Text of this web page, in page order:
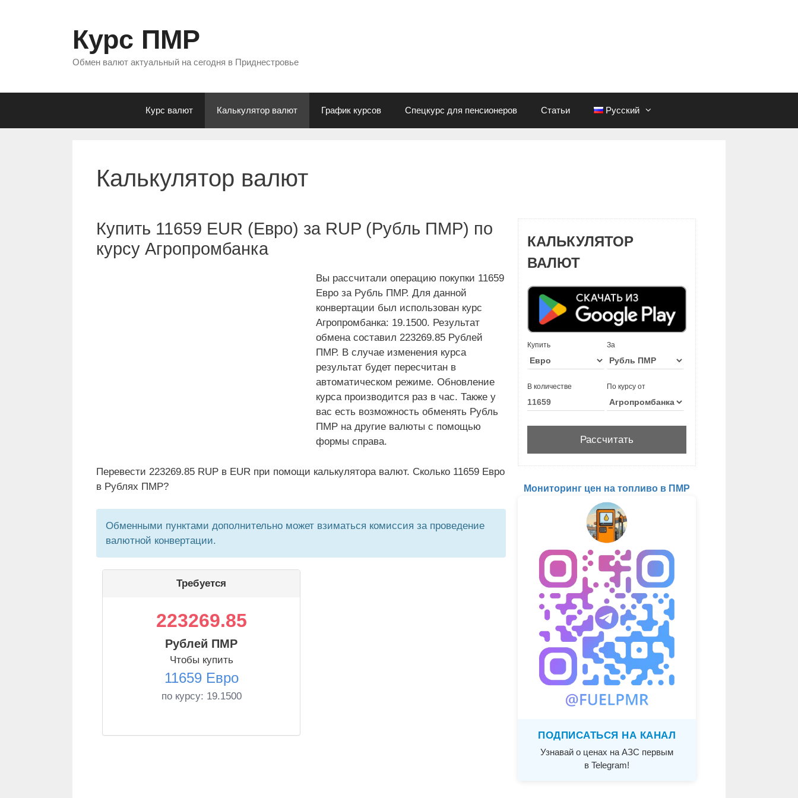
Курс ПМР
Обмен валют актуальный на сегодня в Приднестровье
Курс валют Калькулятор валют График курсов Спецкурс для пенсионеров Статьи Русский
Калькулятор валют
Купить 11659 EUR (Евро) за RUP (Рубль ПМР) по
курсу Агропромбанка
Вы рассчитали операцию покупки 11659
Евро за Рубль ПМР. Для данной
конвертации был использован курс
Агропромбанка: 19.1500. Результат
обмена составил 223269.85 Рублей
ПМР. В случае изменения курса
результат будет пересчитан в
автоматическом режиме. Обновление
курса производится раз в час. Также у
вас есть возможность обменять Рубль
ПМР на другие валюты с помощью
формы справа.
Перевести 223269.85 RUP в EUR при помощи калькулятора валют. Сколько 11659 Евро
в Рублях ПМР?
Обменными пунктами дополнительно может взиматься комиссия за проведение
валютной конвертации.
Требуется
223269.85
Рублей ПМР
Чтобы купить
11659 Евро
по курсу: 19.1500
КАЛЬКУЛЯТОР
ВАЛЮТ
Купить За
В количестве По курсу от
Мониторинг цен на топливо в ПМР
ПОДПИСАТЬСЯ НА КАНАЛ
Узнавай о ценах на АЗС первым
в Telegram!